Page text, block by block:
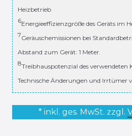
Heizbetrieb
6Energieeffizienzgröße des Geräts im
7Geräuschemissionen bei
Abstand zum Gerät: 1 Meter.
8Treibhauspotenzial des verwendeten
Technische Änderungen und Irrtümer
* inkl. ges. MwSt. zzgl.